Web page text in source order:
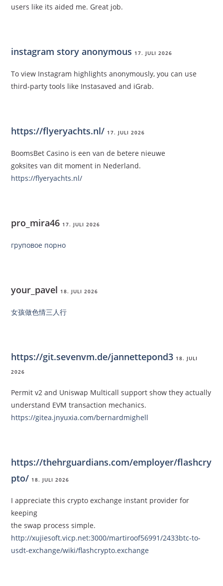
users like its aided me. Great job.
instagram story anonymous 17. JULI 2026
To view Instagram highlights anonymously, you can use
third-party tools like Instasaved and iGrab.
https://flyeryachts.nl/ 17. JULI 2026
BoomsBet Casino is een van de betere nieuwe
goksites van dit moment in Nederland.
https://flyeryachts.nl/
pro_mira46 17. JULI 2026
груповое порно
your_pavel 18. JULI 2026
女孩做色情三人行
https://git.sevenvm.de/jannettepond3 18. JULI
2026
Permit v2 and Uniswap Multicall support show they actually
understand EVM transaction mechanics.
https://gitea.jnyuxia.com/bernardmighell
https://thehrguardians.com/employer/flashcry
pto/ 18. JULI 2026
I appreciate this crypto exchange instant provider for
keeping
the swap process simple.
http://xujiesoft.vicp.net:3000/martiroof56991/2433btc-to-
usdt-exchange/wiki/flashcrypto.exchange